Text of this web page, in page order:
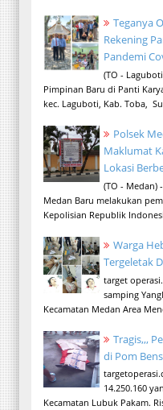
Teganya
Rekening
Pandemi
(TO -
Pimpinan Baru di Panti
kec. Laguboti, Kab. Toba,
Polsek
Maklumat
Lokasi
(TO - Medan)
Medan Baru melakukan
Kepolisian Republik
Warga
Tergeletak
target
samping
Kecamatan Medan Area
Tragis,,,
di Pom
14.250.160
Kecamatan Lubuk Pakam.